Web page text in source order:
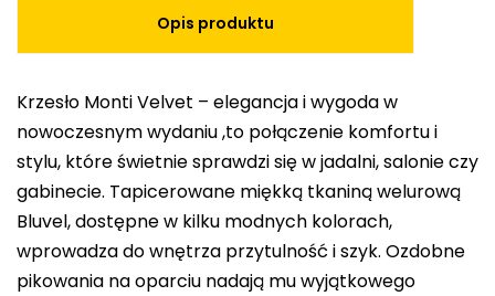
Opis produktu
Krzesło Monti Velvet – elegancja i wygoda w
nowoczesnym wydaniu ,to połączenie komfortu i
stylu, które świetnie sprawdzi się w jadalni, salonie czy
gabinecie. Tapicerowane miękką tkaniną welurową
Bluvel, dostępne w kilku modnych kolorach,
wprowadza do wnętrza przytulność i szyk. Ozdobne
pikowania na oparciu nadają mu wyjątkowego